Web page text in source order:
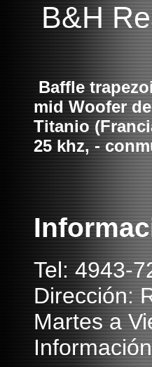
B&H
Baffle
mid Woofer
Titanio
25 khz, -
Tel: 4943-
Dirección:
Martes a